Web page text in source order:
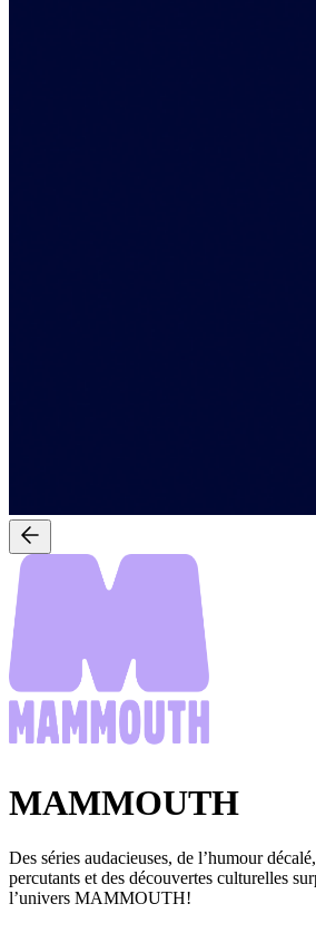
MAMMOUTH
Des séries audacieuses, de l’humour
percutants et des découvertes culturelles
l’univers MAMMOUTH!